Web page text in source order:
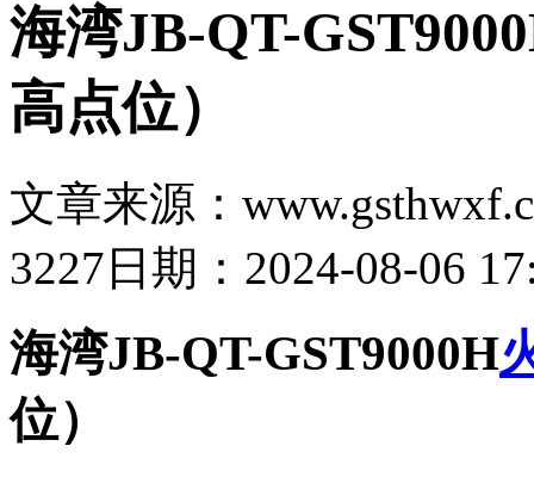
海湾JB-QT-
高点位）
文章来源：
3227 日期：2024-08-06
海湾JB-QT-GST9000H
位）